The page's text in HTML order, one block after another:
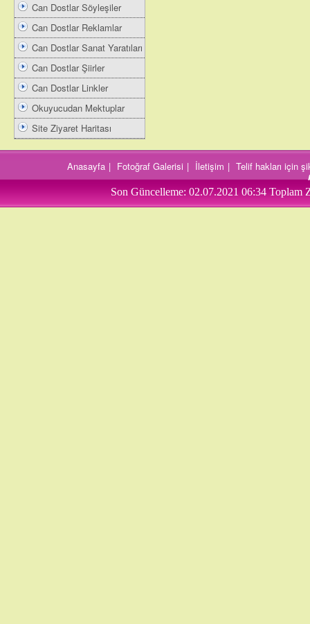
Can Dostlar Söyleşiler
Can Dostlar Reklamlar
Can Dostlar Sanat Yaratıları
Can Dostlar Şiirler
Can Dostlar Linkler
Okuyucudan Mektuplar
Site Ziyaret Haritası
Anasayfa | Fotoğraf Galerisi | İletişim | Telif hakları için
Son Güncelleme: 02.07.2021 06:34 Toplam